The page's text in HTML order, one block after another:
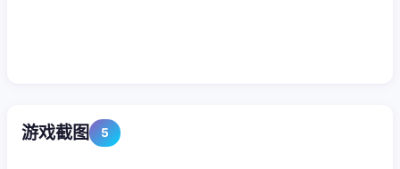
游戏截图 5